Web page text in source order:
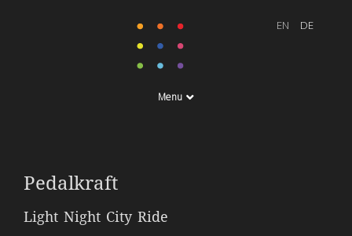
Menu
Pedalkraft
Light Night City Ride